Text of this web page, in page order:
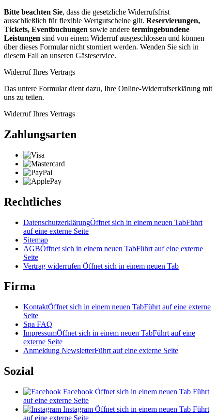
Bitte beachten Sie, dass die gesetzliche Widerrufsfrist
ausschließlich für flexible Wertgutscheine gilt. Reservierungen,
Tickets, Eventbuchungen sowie andere termingebundene
Leistungen sind von einem Widerruf ausgeschlossen und können
über dieses Formular nicht storniert werden. Wenden Sie sich in
diesem Fall an unseren Gästeservice.
Widerruf Ihres Vertrags
Das untere Formular dient dazu, Ihre Online-Widerrufserklärung mit
uns zu teilen.
Widerruf Ihres Vertrags
Zahlungsarten
Rechtliches
DatenschutzerklärungÖffnet sich in einem neuen TabFührt
auf eine externe Seite
Sitemap
AGBÖffnet sich in einem neuen TabFührt auf eine externe
Seite
Vertrag widerrufen Öffnet sich in einem neuen Tab
Firma
KontaktÖffnet sich in einem neuen TabFührt auf eine externe
Seite
Spa FAQ
ImpressumÖffnet sich in einem neuen TabFührt auf eine
externe Seite
Anmeldung NewsletterFührt auf eine externe Seite
Sozial
Facebook Öffnet sich in einem neuen Tab Führt
auf eine externe Seite
Instagram Öffnet sich in einem neuen Tab Führt
auf eine externe Seite